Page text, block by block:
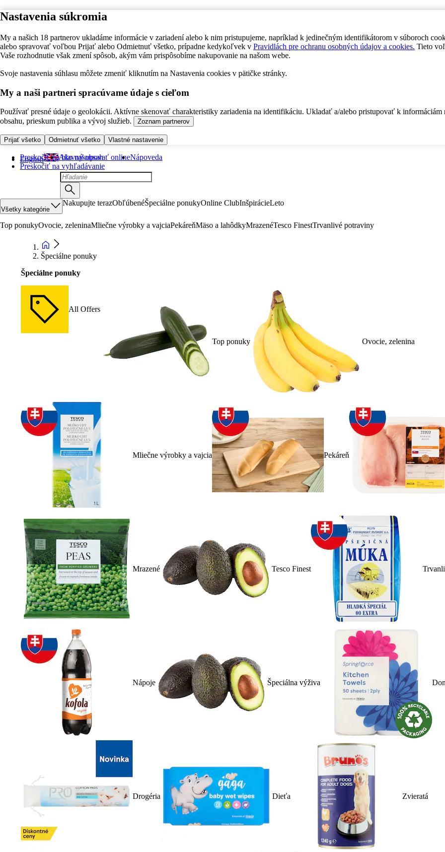
Nastavenia súkromia
My a našich 18 partnerov ukladáme informácie v zariadení alebo k nim pristupujeme, napríklad k jedinečným identifikátorom v súboroch
alebo spravovať voľbou Prijať alebo Odmietnuť všetko, prípadne kedykoľvek v Pravidlách pre ochranu osobných údajov a cookies. Tieto
Vaše rozhodnutie však zmení spôsob, akým vám prispôsobíme nakupovanie na našom webe.
Svoje nastavenia súhlasu môžete zmeniť kliknutím na Nastavenia cookies v pätičke stránky.
My a naši partneri spracúvame údaje s cieľom
Používať presné údaje o geolokácii. Aktívne skenovať charakteristiky zariadenia na identifikáciu. Ukladať a/alebo pristupovať k informáciám
obsahu, prieskum publika a vývoj služieb.
Zoznam partnerov
Prijať všetko Odmietnuť všetko Vlastné nastavenie
Preskočiť na hlavný obsah
Preskočiť na vyhľadávanie
English Ako nakupovať onlineNápoveda
Všetky kategórie
Nakupujte terazObľúbenéŠpeciálne ponukyOnline ClubInšpirácieLeto
Top ponukyOvocie, zeleninaMliečne výrobky a vajciaPekáreňMäso a lahôdkyMrazenéTesco FinestTrvanlivé potraviny
Špeciálne ponuky
Špeciálne ponuky
All Offers
Top ponuky Ovocie, zelenina
Mliečne výrobky a vajcia Pekáreň
Mrazené Tesco Finest
Nápoje Špeciálna výživa
Drogéria Dieťa Zvieratá